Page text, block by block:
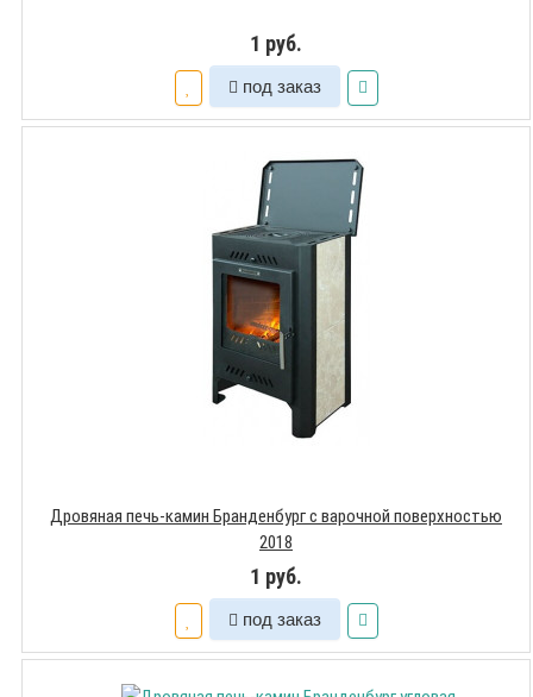
1 руб.
под заказ
Дровяная печь-камин Бранденбург с варочной поверхностью
2018
1 руб.
под заказ